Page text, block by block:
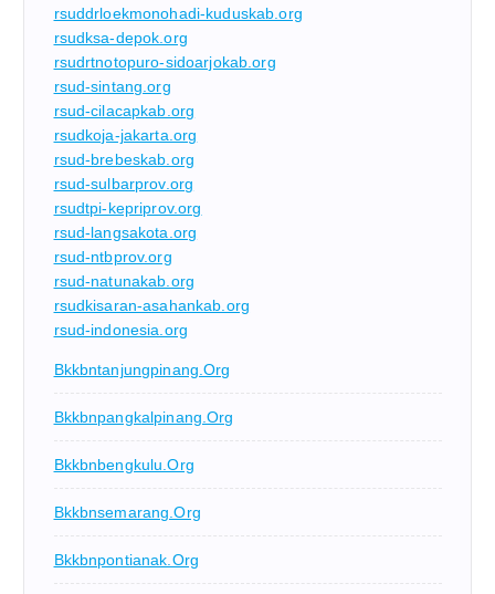
rsuddrloekmonohadi-kuduskab.org
rsudksa-depok.org
rsudrtnotopuro-sidoarjokab.org
rsud-sintang.org
rsud-cilacapkab.org
rsudkoja-jakarta.org
rsud-brebeskab.org
rsud-sulbarprov.org
rsudtpi-kepriprov.org
rsud-langsakota.org
rsud-ntbprov.org
rsud-natunakab.org
rsudkisaran-asahankab.org
rsud-indonesia.org
Bkkbntanjungpinang.org
Bkkbnpangkalpinang.org
Bkkbnbengkulu.org
Bkkbnsemarang.org
Bkkbnpontianak.org